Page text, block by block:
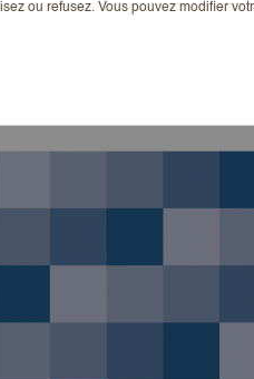
ou refusez. Vous pouvez modifier